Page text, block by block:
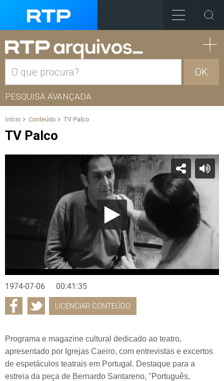
OK
PESQUISA AVANÇADA
Início Conteúdo TV Palco
TV Palco
1974-07-06 00:41:35
LICENCIAR CONTEÚDO
Programa e magazine cultural dedicado ao teatro,
apresentado por Igrejas Caeiro, com entrevistas e excertos
de espetáculos teatrais em Portugal. Destaque para a
estreia da peça de Bernardo Santareno, "Português,